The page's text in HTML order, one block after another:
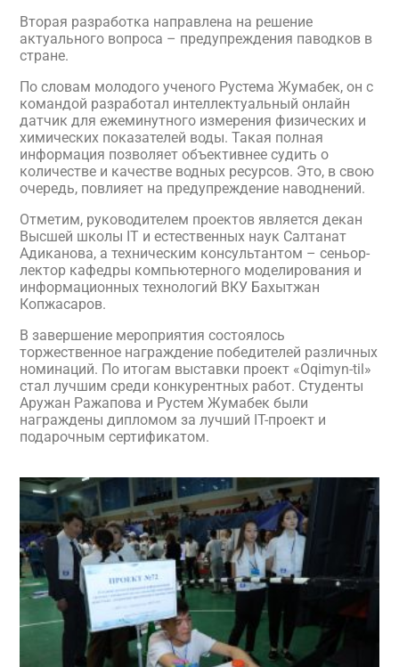
Вторая разработка направлена на решение
актуального вопроса – предупреждения паводков в
стране.
По словам молодого ученого Рустема Жумабек, он с
командой разработал интеллектуальный онлайн
датчик для ежеминутного измерения физических и
химических показателей воды. Такая полная
информация позволяет объективнее судить о
количестве и качестве водных ресурсов. Это, в свою
очередь, повлияет на предупреждение наводнений.
Отметим, руководителем проектов является декан
Высшей школы IT и естественных наук Салтанат
Адиканова, а техническим консультантом – сеньор-
лектор кафедры компьютерного моделирования и
информационных технологий ВКУ Бахытжан
Копжасаров.
В завершение мероприятия состоялось
торжественное награждение победителей различных
номинаций. По итогам выставки проект «Oqimyn-til»
стал лучшим среди конкурентных работ. Студенты
Аружан Ражапова и Рустем Жумабек были
награждены дипломом за лучший IT-проект и
подарочным сертификатом.